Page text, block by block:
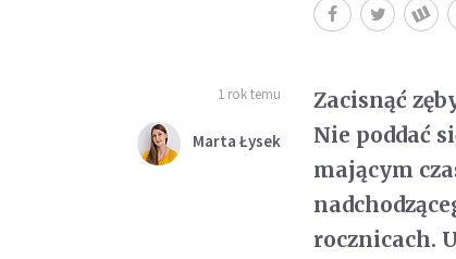
1 rok temu
Marta Łysek
Zacisnąć
Nie poddać
mającym
rocznicach.